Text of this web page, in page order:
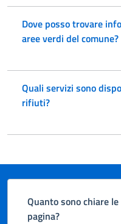
Dove posso trovare
aree verdi del comune?
Quali servizi sono
rifiuti?
Quanto sono chiare
pagina?